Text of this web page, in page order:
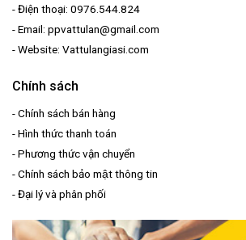
- Điện thoại: 0976.544.824
- Email: ppvattulan@gmail.com
- Website: Vattulangiasi.com
Chính sách
-Chính sách bán hàng
-Hình thức thanh toán
-Phương thức vận chuyển
-Chính sách bảo mật thông tin
-Đại lý và phân phối